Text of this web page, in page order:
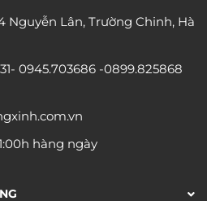
Nguyễn Lân, Trường Chinh, Hà
- 0945.703686 -0899.825868
hàng ngày